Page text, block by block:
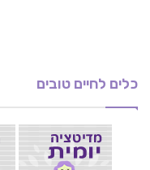
כלים לחיים טובים